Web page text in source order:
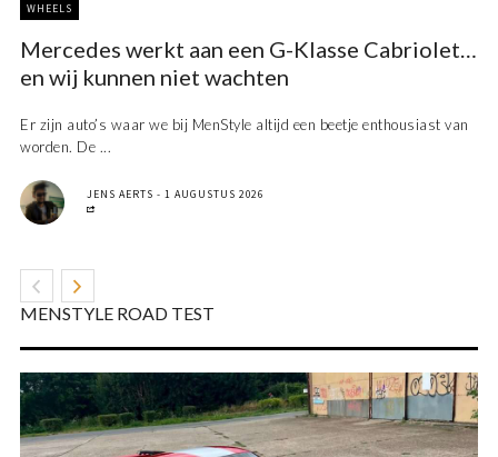
WHEELS
Mercedes werkt aan een G-Klasse Cabriolet…
en wij kunnen niet wachten
Er zijn auto’s waar we bij MenStyle altijd een beetje enthousiast van
worden. De ...
JENS AERTS 1 AUGUSTUS 2026
MENSTYLE ROAD TEST